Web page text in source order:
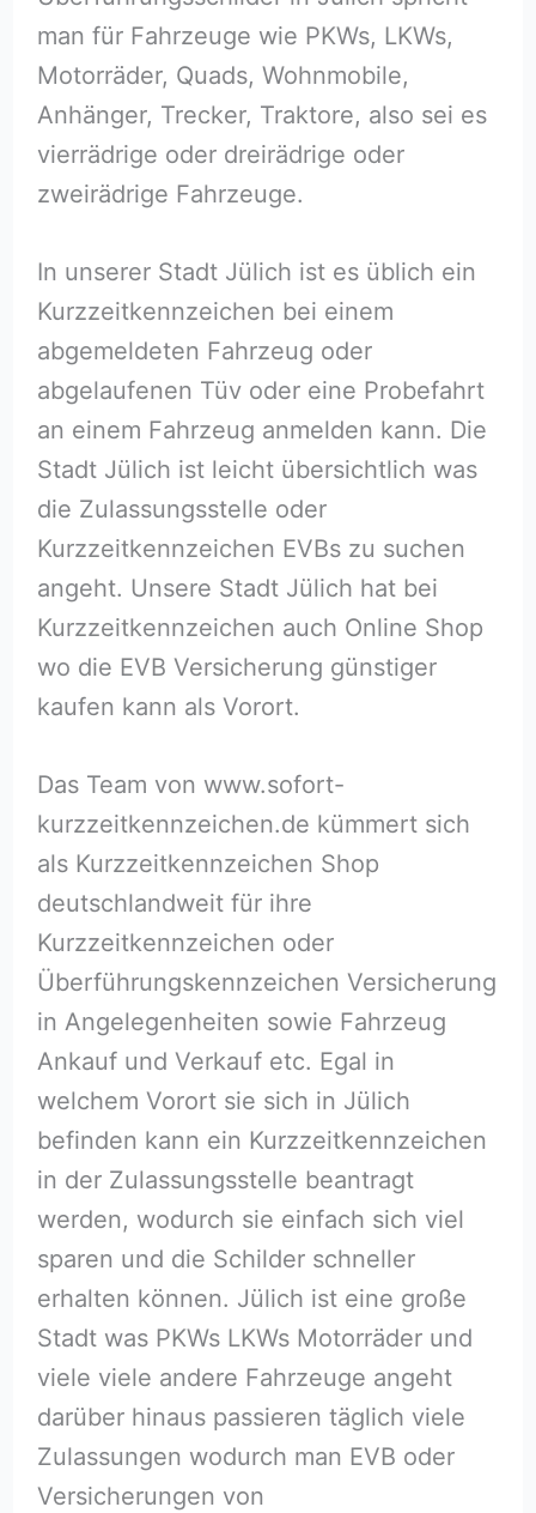
man für Fahrzeuge wie PKWs, LKWs,
Motorräder, Quads, Wohnmobile,
Anhänger, Trecker, Traktore, also sei es
vierrädrige oder dreirädrige oder
zweirädrige Fahrzeuge.
In unserer Stadt Jülich ist es üblich ein
Kurzzeitkennzeichen bei einem
abgemeldeten Fahrzeug oder
abgelaufenen Tüv oder eine Probefahrt
an einem Fahrzeug anmelden kann. Die
Stadt Jülich ist leicht übersichtlich was
die Zulassungsstelle oder
Kurzzeitkennzeichen EVBs zu suchen
angeht. Unsere Stadt Jülich hat bei
Kurzzeitkennzeichen auch Online Shop
wo die EVB Versicherung günstiger
kaufen kann als Vorort.
Das Team von www.sofort-
kurzzeitkennzeichen.de kümmert sich
als Kurzzeitkennzeichen Shop
deutschlandweit für ihre
Kurzzeitkennzeichen oder
Überführungskennzeichen Versicherung
in Angelegenheiten sowie Fahrzeug
Ankauf und Verkauf etc. Egal in
welchem Vorort sie sich in Jülich
befinden kann ein Kurzzeitkennzeichen
in der Zulassungsstelle beantragt
werden, wodurch sie einfach sich viel
sparen und die Schilder schneller
erhalten können. Jülich ist eine große
Stadt was PKWs LKWs Motorräder und
viele viele andere Fahrzeuge angeht
darüber hinaus passieren täglich viele
Zulassungen wodurch man EVB oder
Versicherungen von